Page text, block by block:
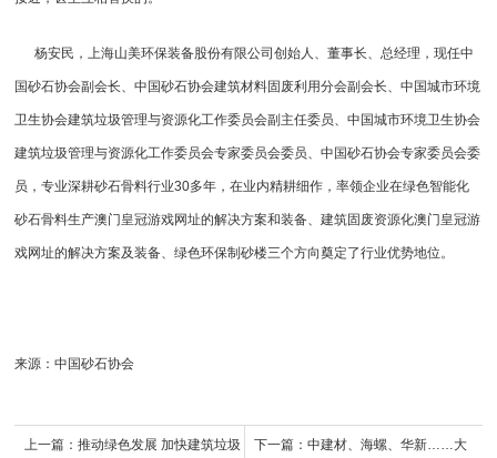
杨安民，上海山美环保装备股份有限公司创始人、董事长、总经理，现任中
国砂石协会副会长、中国砂石协会建筑材料固废利用分会副会长、中国城市环境
卫生协会建筑垃圾管理与资源化工作委员会副主任委员、中国城市环境卫生协会
建筑垃圾管理与资源化工作委员会专家委员会委员、中国砂石协会专家委员会委
员，专业深耕砂石骨料行业30多年，在业内精耕细作，率领企业在绿色智能化
砂石骨料生产澳门皇冠游戏网址的解决方案和装备、建筑固废资源化澳门皇冠游
戏网址的解决方案及装备、绿色环保制砂楼三个方向奠定了行业优势地位。
来源：中国砂石协会
上一篇： 推动绿色发展 加快建筑垃圾 下一篇：中建材、海螺、华新……大